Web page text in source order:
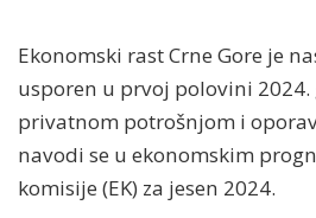
Ekonomski rast Crne Gore je
usporen u prvoj polovini
privatnom potrošnjom i
navodi se u ekonomskim
komisije (EK) za jesen 2024.